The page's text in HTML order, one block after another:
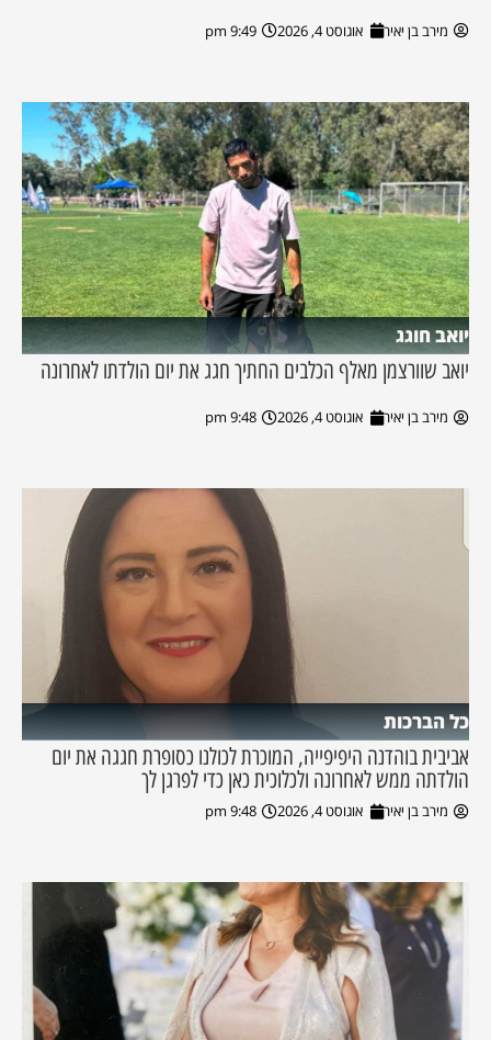
מירב בן יאיר אוגוסט 4, 2026 9:49 pm
יואב חוגג
יואב שוורצמן מאלף הכלבים החתיך חגג את יום הולדתו לאחרונה
מירב בן יאיר אוגוסט 4, 2026 9:48 pm
כל הברכות
אביבית בוהדנה היפיפייה, המוכרת לכולנו כסופרת חגגה את יום
הולדתה ממש לאחרונה ולכלוכית כאן כדי לפרגן לך
מירב בן יאיר אוגוסט 4, 2026 9:48 pm